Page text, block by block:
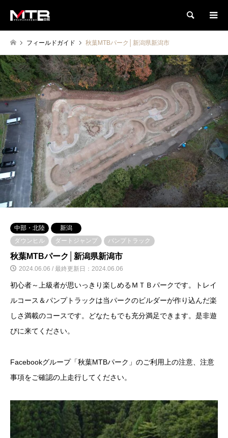
検索
フィールドガイド 秋葉MTBパーク│新潟県新潟市
中部・北陸
新潟
ダウンヒル
ダートジャンプ パンプトラック
秋葉MTBパーク│新潟県新潟市
2024.06.06 / 最終更新日：2024.06.06
初心者～上級者が思いっきり楽しめるＭＴＢパークです。トレイ
ルコース＆パンプトラックは当パークのビルダーが作り込んだ楽
しさ満載のコースです。どなたもでも充分満足できます。是非遊
びに来てください。
Facebookグループ「秋葉MTBパーク」のご利用上の注意、注意
事項をご確認の上走行してください。